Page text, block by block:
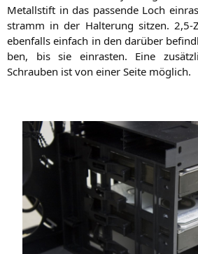
Metall­stift in das pas­sen­de Loch
stramm in der Hal­te­rung sit­zen.
eben­falls ein­fach in den dar­über
ben, bis sie ein­ras­ten. Eine
Schrau­ben ist von einer Sei­te möglich.